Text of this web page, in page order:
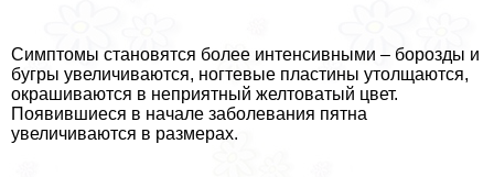
Симптомы становятся более интенсивными – борозды и
бугры увеличиваются, ногтевые пластины утолщаются,
окрашиваются в неприятный желтоватый цвет.
Появившиеся в начале заболевания пятна
увеличиваются в размерах.